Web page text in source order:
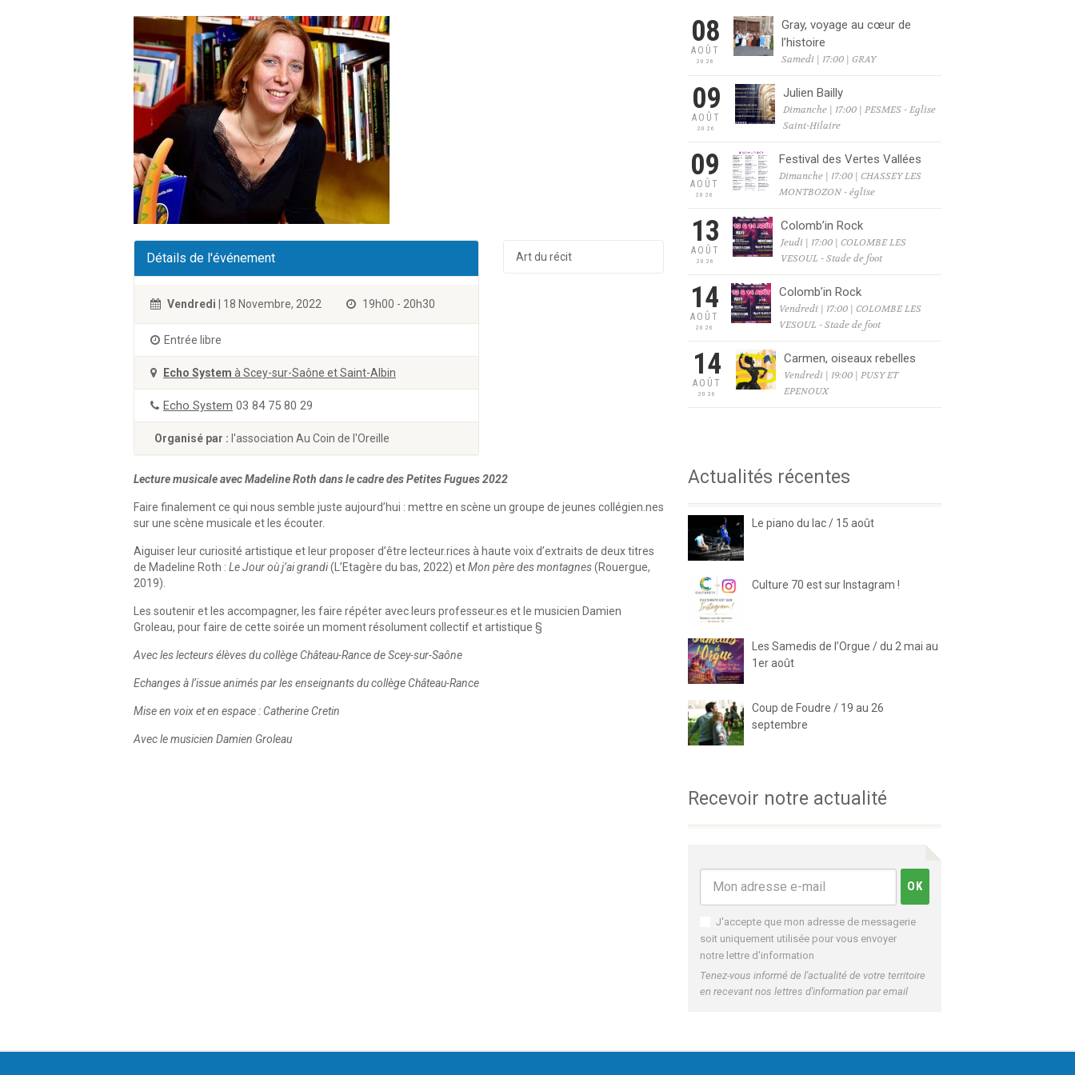
Détails de l'événement
Vendredi | 18 Novembre, 2022 19h00 - 20h30
Entrée libre
Echo System à Scey-sur-Saône et Saint-Albin
Echo System 03 84 75 80 29
Organisé par : l'association Au Coin de l'Oreille
Art du récit
Lecture musicale avec Madeline Roth dans le cadre des Petites Fugues 2022
Faire finalement ce qui nous semble juste aujourd’hui : mettre en scène un groupe de jeunes collégien.nes
sur une scène musicale et les écouter.
Aiguiser leur curiosité artistique et leur proposer d’être lecteur.rices à haute voix d’extraits de deux titres
de Madeline Roth : Le Jour où j’ai grandi(L’Etagère du bas, 2022) etMon père des montagnes(Rouergue,
2019).
Les soutenir et les accompagner, les faire répéter avec leurs professeur.es et le musicien Damien
Groleau, pour faire de cette soirée un moment résolument collectif et artistique §
Avec les lecteurs élèves du collège Château-Rance de Scey-sur-Saône
Echanges à l’issue animés par les enseignants du collège Château-Rance
Mise en voix et en espace : Catherine Cretin
Avec le musicien Damien Groleau
08
AOÛT
2026
Gray, voyage au cœur de
l’histoire
Samedi | 17:00 | GRAY
09
AOÛT
2026
Julien Bailly
Dimanche | 17:00 | PESMES - Eglise
Saint-Hilaire
09
AOÛT
2026
Festival des Vertes Vallées
Dimanche | 17:00 | CHASSEY LES
MONTBOZON - église
13
AOÛT
2026
Colomb’in Rock
Jeudi | 17:00 | COLOMBE LES
VESOUL - Stade de foot
14
AOÛT
2026
Colomb’in Rock
Vendredi | 17:00 | COLOMBE LES
VESOUL - Stade de foot
14
AOÛT
2026
Carmen, oiseaux rebelles
Vendredi | 19:00 | PUSY ET
EPENOUX
Actualités récentes
Le piano du lac / 15 août
Culture 70 est sur Instagram !
Les Samedis de l’Orgue / du 2 mai au
1er août
Coup de Foudre / 19 au 26
septembre
Recevoir notre actualité
J'accepte que mon adresse de messagerie
soit uniquement utilisée pour vous envoyer
notre lettre d'information
Tenez-vous informé de l'actualité de votre territoire
en recevant nos lettres d'information par email